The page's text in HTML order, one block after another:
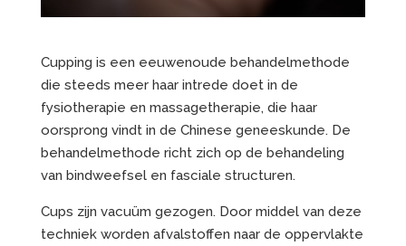
Cupping is een eeuwenoude behandelmethode
die steeds meer haar intrede doet in de
fysiotherapie en massagetherapie, die haar
oorsprong vindt in de Chinese geneeskunde. De
behandelmethode richt zich op de behandeling
van bindweefsel en fasciale structuren.
Cups zijn vacuüm gezogen. Door middel van deze
techniek worden afvalstoffen naar de oppervlakte